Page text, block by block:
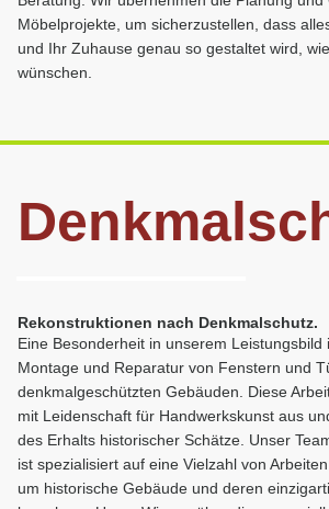
Möbelprojekte, um sicherzustellen, dass
und Ihr Zuhause genau so gestaltet wird,
wünschen.
Rekonstruktionen nach Denkmalschutz.
Eine Besonderheit in unserem Leistungsbild
Montage und Reparatur von Fenstern und
denkmalgeschützten Gebäuden. Diese
mit Leidenschaft für Handwerkskunst aus
des Erhalts historischer Schätze. Unser
ist spezialisiert auf eine Vielzahl von
um historische Gebäude und deren